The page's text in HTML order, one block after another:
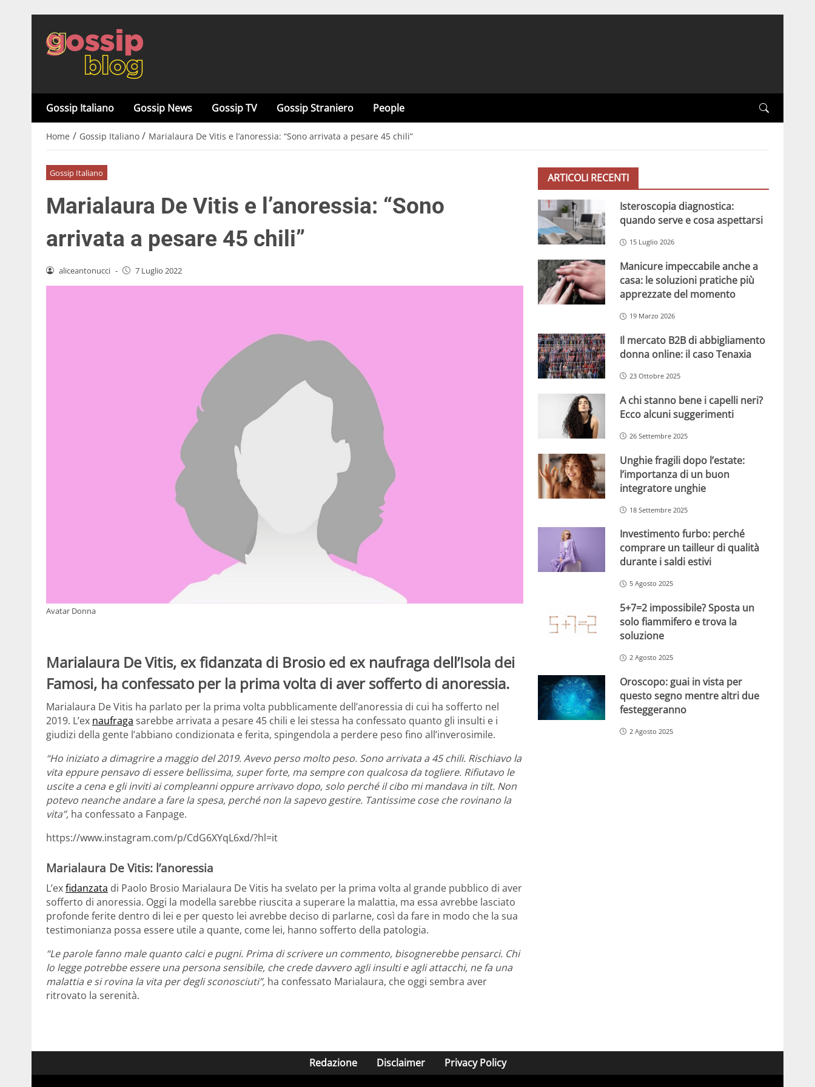
Gossip Italiano Gossip News Gossip TV Gossip Straniero People
Home / Gossip Italiano / Marialaura De Vitis e l’anoressia: “Sono arrivata a pesare 45 chili”
Gossip Italiano
Marialaura De Vitis e l’anoressia: “Sono
arrivata a pesare 45 chili”
aliceantonucci - 7 Luglio 2022
Avatar Donna
Marialaura De Vitis, ex fidanzata di Brosio ed ex naufraga dell’Isola dei
Famosi, ha confessato per la prima volta di aver sofferto di anoressia.
Marialaura De Vitis ha parlato per la prima volta pubblicamente dell’anoressia di cui ha sofferto nel
2019. L’ex naufraga sarebbe arrivata a pesare 45 chili e lei stessa ha confessato quanto gli insulti e i
giudizi della gente l’abbiano condizionata e ferita, spingendola a perdere peso fino all’inverosimile.
“Ho iniziato a dimagrire a maggio del 2019. Avevo perso molto peso. Sono arrivata a 45 chili. Rischiavo la
vita eppure pensavo di essere bellissima, super forte, ma sempre con qualcosa da togliere. Rifiutavo le
uscite a cena e gli inviti ai compleanni oppure arrivavo dopo, solo perché il cibo mi mandava in tilt. Non
potevo neanche andare a fare la spesa, perché non la sapevo gestire. Tantissime cose che rovinano la
vita”, ha confessato a Fanpage.
https://www.instagram.com/p/CdG6XYqL6xd/?hl=it
Marialaura De Vitis: l’anoressia
L’exfidanzata di Paolo Brosio Marialaura De Vitis ha svelato per la prima volta al grande pubblico di aver
sofferto di anoressia. Oggi la modella sarebbe riuscita a superare la malattia, ma essa avrebbe lasciato
profonde ferite dentro di lei e per questo lei avrebbe deciso di parlarne, così da fare in modo che la sua
testimonianza possa essere utile a quante, come lei, hanno sofferto della patologia.
“Le parole fanno male quanto calci e pugni. Prima di scrivere un commento, bisognerebbe pensarci. Chi
lo legge potrebbe essere una persona sensibile, che crede davvero agli insulti e agli attacchi, ne fa una
malattia e si rovina la vita per degli sconosciuti”, ha confessato Marialaura, che oggi sembra aver
ritrovato la serenità.
ARTICOLI RECENTI
Isteroscopia diagnostica:
quando serve e cosa aspettarsi
15 Luglio 2026
Manicure impeccabile anche a
casa: le soluzioni pratiche più
apprezzate del momento
19 Marzo 2026
Il mercato B2B di abbigliamento
donna online: il caso Tenaxia
23 Ottobre 2025
A chi stanno bene i capelli neri?
Ecco alcuni suggerimenti
26 Settembre 2025
Unghie fragili dopo l’estate:
l’importanza di un buon
integratore unghie
18 Settembre 2025
Investimento furbo: perché
comprare un tailleur di qualità
durante i saldi estivi
5 Agosto 2025
5+7=2 impossibile? Sposta un
solo fiammifero e trova la
soluzione
2 Agosto 2025
Oroscopo: guai in vista per
questo segno mentre altri due
festeggeranno
2 Agosto 2025
Redazione Disclaimer Privacy Policy